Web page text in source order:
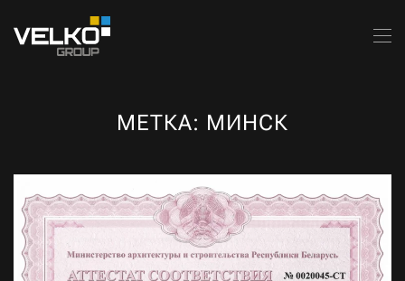
Skip to main content
МЕТКА: МИНСК